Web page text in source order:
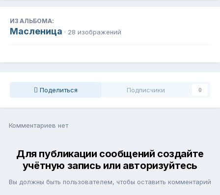
ИЗ АЛЬБОМА:
Масленица · 28 изображений
Поделиться Подписчики 0
Комментариев нет
Для публикации сообщений создайте
учётную запись или авторизуйтесь
Вы должны быть пользователем, чтобы оставить комментарий